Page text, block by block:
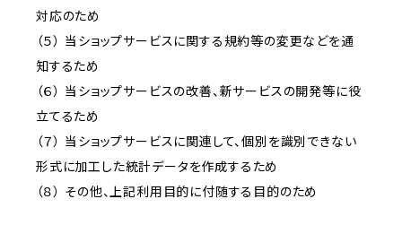
対応のため
（５） 当ショップサービスに関する規約等の変更などを通
知するため
（６） 当ショップサービスの改善、新サービスの開発等に役
立てるため
（７） 当ショップサービスに関連して、個別を識別できない
形式に加工した統計データを作成するため
（８） その他、上記利用目的に付随する目的のため